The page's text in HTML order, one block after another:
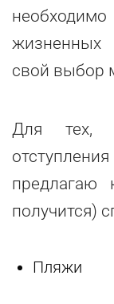
жизненных
свой выбор
Для тех,
предлагаю
получится)
Пляжи